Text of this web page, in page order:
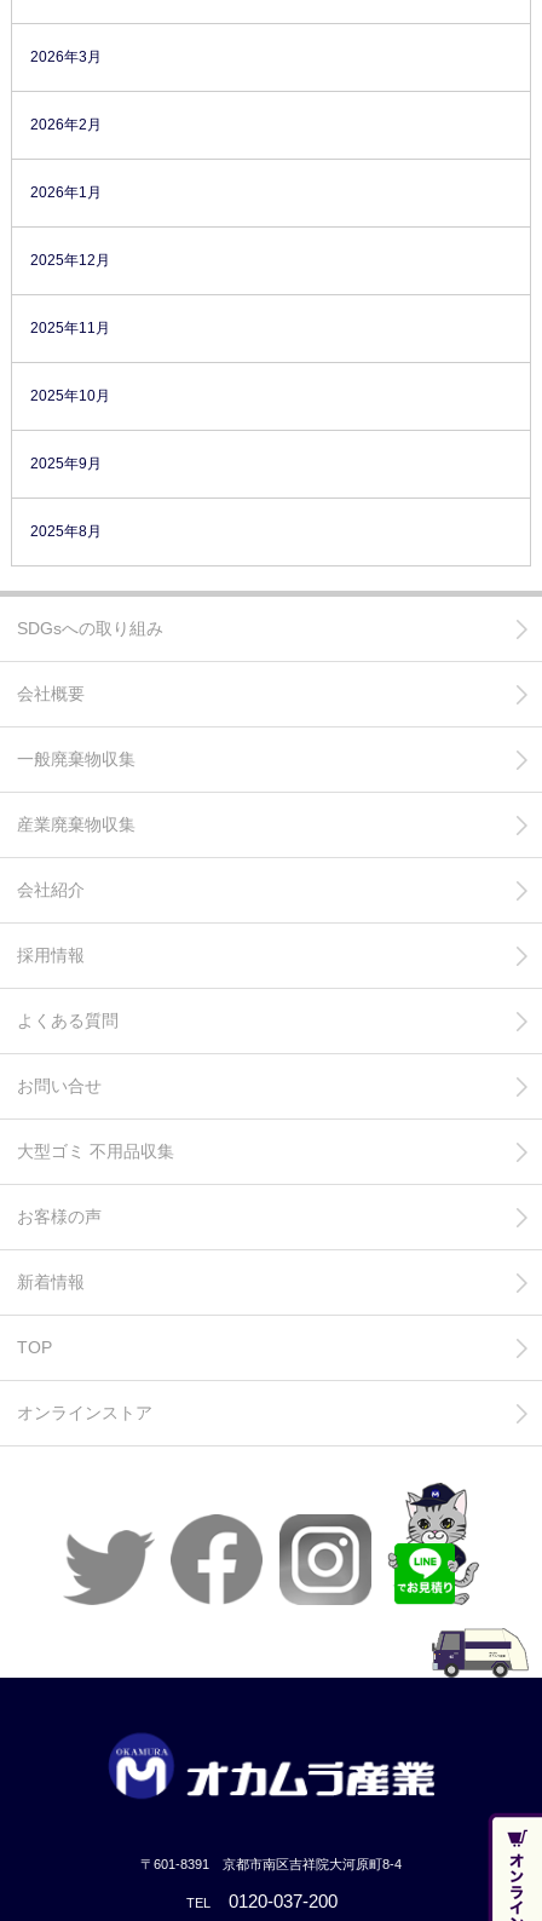
2026年3月
2026年2月
2026年1月
2025年12月
2025年11月
2025年10月
2025年9月
2025年8月
SDGsへの取り組み
会社概要
一般廃棄物収集
産業廃棄物収集
会社紹介
採用情報
よくある質問
お問い合せ
大型ゴミ 不用品収集
お客様の声
新着情報
TOP
オンラインストア
〒601-8391 京都市南区吉祥院大河原町8-4
TEL 0120-037-200